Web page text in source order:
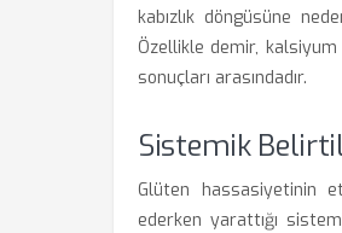
kabızlık döngüsüne
Özellikle demir,
sonuçları arasındadır.
Sistemik
Glüten hassasiyetinin
ederken yarattığı